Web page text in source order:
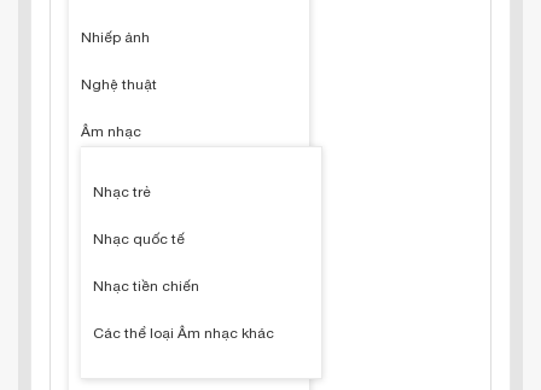
Nhiếp ảnh
Nghệ thuật
Âm nhạc
Nhạc trẻ
Nhạc quốc tế
Nhạc tiền chiến
Các thể loại Âm nhạc khác